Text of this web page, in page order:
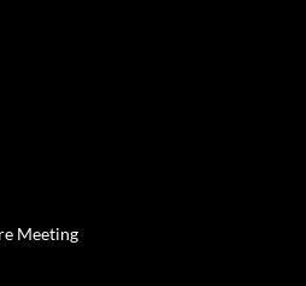
Meeting